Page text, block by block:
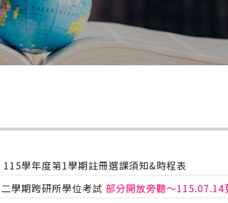
115學年度第1學期註冊選課須知&時程表
學期跨研所學位考試 部分開放旁聽～115.07.14